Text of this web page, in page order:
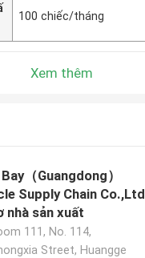
100 chiếc/tháng
Xem thêm
（Guangdong）
Supply Chain Co.,Ltd
nhà sản xuất
111, No. 114,
Street, Huangge